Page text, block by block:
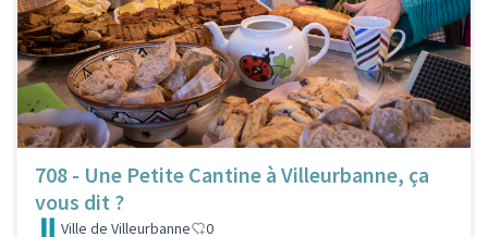
708 - Une Petite Cantine à Villeurbanne, ça
vous dit ?
Ville de Villeurbanne 0